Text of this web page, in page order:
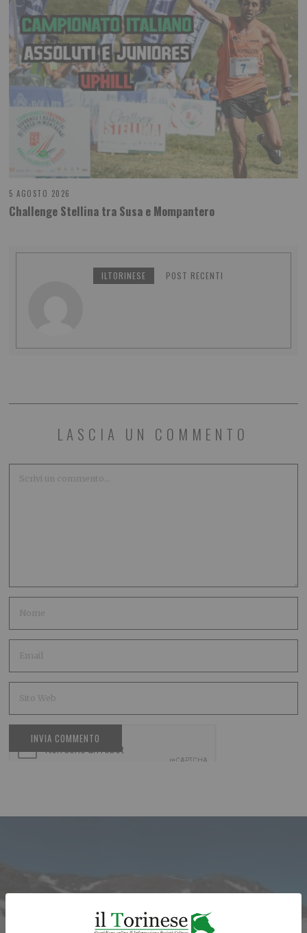
5 AGOSTO 2026
Challenge Stellina tra Susa e Mompantero
ILTORINESE POST RECENTI
LASCIA UN COMMENTO
ARTICOLO PRECEDENTE